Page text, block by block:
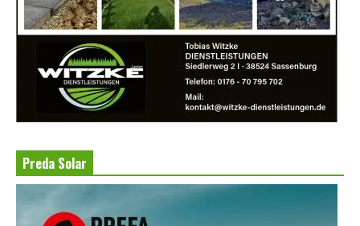
Preda Solar